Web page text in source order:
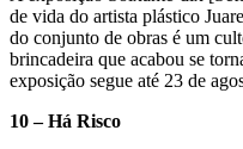
de vida do artista plástico
do conjunto de obras é um
brincadeira que acabou se
exposição segue até 23 de
10 – Há Risco